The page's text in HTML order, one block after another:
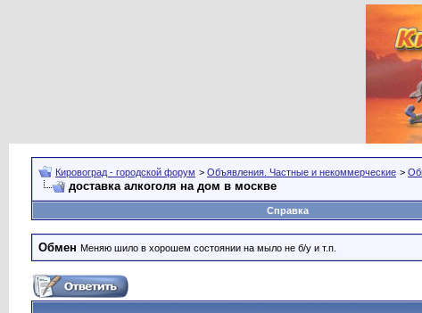
Кировоград - городской форум > Объявления. Частные и некоммерческие >
доставка алкоголя на дом в москве
Справка
Обмен Меняю шило в хорошем состоянии на мыло не б/у и т.п.